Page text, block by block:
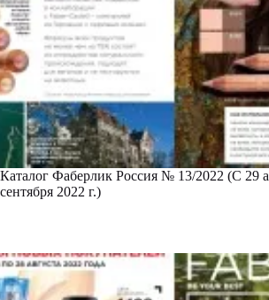
Каталог Фаберлик Россия № 13/2022 (С 29
сентября 2022 г.)